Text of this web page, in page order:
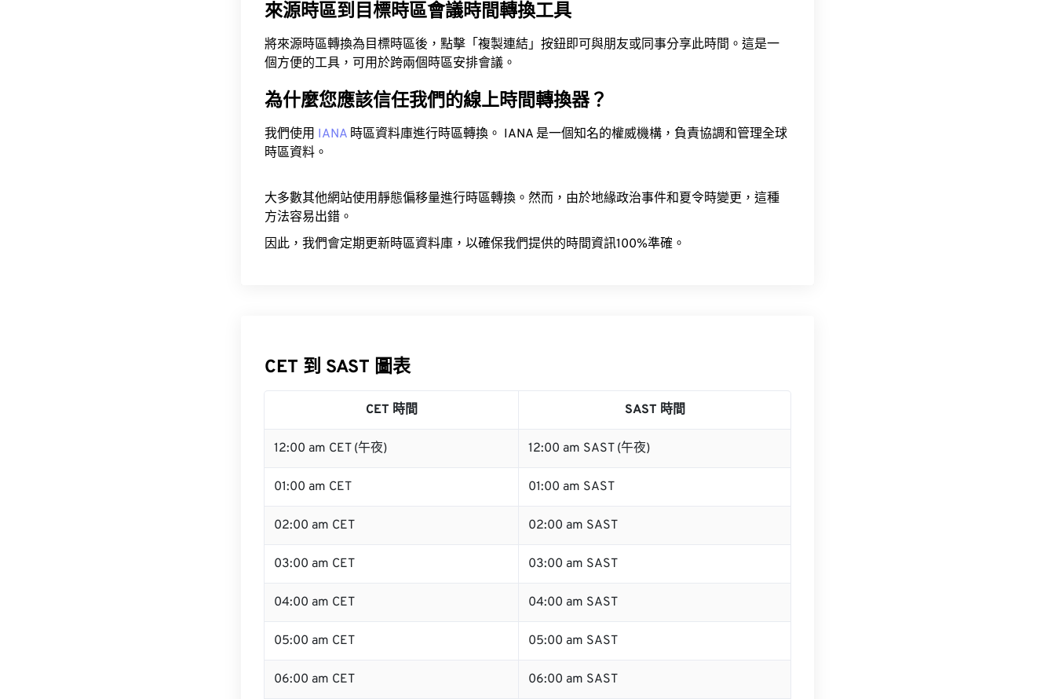
來源時區到目標時區會議時間轉換工具
將來源時區轉換為目標時區後，點擊「複製連結」按鈕即可與朋友或同事分享此時間。這是一
個方便的工具，可用於跨兩個時區安排會議。
為什麼您應該信任我們的線上時間轉換器？
我們使用 IANA 時區資料庫進行時區轉換。 IANA 是一個知名的權威機構，負責協調和管理全球
時區資料。
大多數其他網站使用靜態偏移量進行時區轉換。然而，由於地緣政治事件和夏令時變更，這種
方法容易出錯。
因此，我們會定期更新時區資料庫，以確保我們提供的時間資訊100%準確。
CET 到 SAST 圖表
CET 時間 SAST 時間
12:00 am CET (午夜) 12:00 am SAST (午夜)
01:00 am CET 01:00 am SAST
02:00 am CET 02:00 am SAST
03:00 am CET 03:00 am SAST
04:00 am CET 04:00 am SAST
05:00 am CET 05:00 am SAST
06:00 am CET 06:00 am SAST